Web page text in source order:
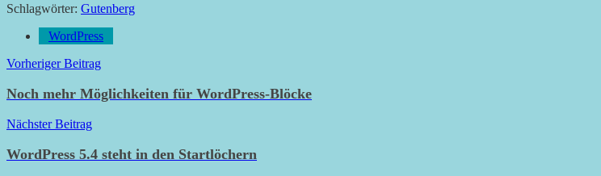
Schlagwörter: Gutenberg
WordPress
Beitragsnavigation
Vorheriger Beitrag
Noch mehr Möglichkeiten für WordPress-Blöcke
Nächster Beitrag
WordPress 5.4 steht in den Startlöchern